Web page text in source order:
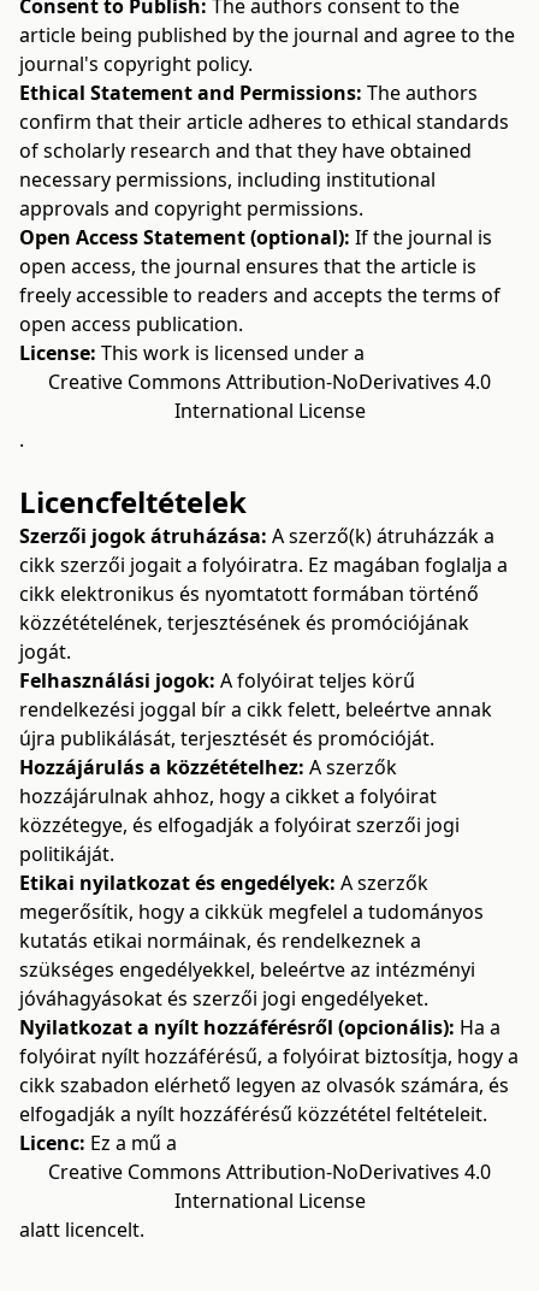
Consent to Publish: The authors consent to the
article being published by the journal and agree to the
journal's copyright policy.
Ethical Statement and Permissions: The authors
confirm that their article adheres to ethical standards
of scholarly research and that they have obtained
necessary permissions, including institutional
approvals and copyright permissions.
Open Access Statement (optional): If the journal is
open access, the journal ensures that the article is
freely accessible to readers and accepts the terms of
open access publication.
License: This work is licensed under a
Creative Commons Attribution-NoDerivatives 4.0
International License
.
Licencfeltételek
Szerzői jogok átruházása: A szerző(k) átruházzák a
cikk szerzői jogait a folyóiratra. Ez magában foglalja a
cikk elektronikus és nyomtatott formában történő
közzétételének, terjesztésének és promóciójának
jogát.
Felhasználási jogok: A folyóirat teljes körű
rendelkezési joggal bír a cikk felett, beleértve annak
újra publikálását, terjesztését és promócióját.
Hozzájárulás a közzétételhez: A szerzők
hozzájárulnak ahhoz, hogy a cikket a folyóirat
közzétegye, és elfogadják a folyóirat szerzői jogi
politikáját.
Etikai nyilatkozat és engedélyek: A szerzők
megerősítik, hogy a cikkük megfelel a tudományos
kutatás etikai normáinak, és rendelkeznek a
szükséges engedélyekkel, beleértve az intézményi
jóváhagyásokat és szerzői jogi engedélyeket.
Nyilatkozat a nyílt hozzáférésről (opcionális): Ha a
folyóirat nyílt hozzáférésű, a folyóirat biztosítja, hogy a
cikk szabadon elérhető legyen az olvasók számára, és
elfogadják a nyílt hozzáférésű közzététel feltételeit.
Licenc: Ez a mű a
Creative Commons Attribution-NoDerivatives 4.0
International License
alatt licencelt.